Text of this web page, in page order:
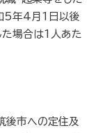
5年4月1日以後
た場合は1人あた
後市への定住及